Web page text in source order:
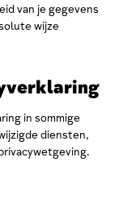
van je gegevens
wijze
in sommige
diensten,